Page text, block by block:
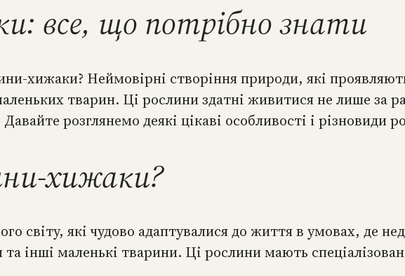
все, що потрібно знати
хижаки? Неймовірні створіння природи, які
тварин. Ці рослини здатні живитися не лише за
розглянемо деякі цікаві особливості і різновиди
хижаки?
світу, які чудово адаптувалися до життя в умовах, де
інші маленькі тварини. Ці рослини мають